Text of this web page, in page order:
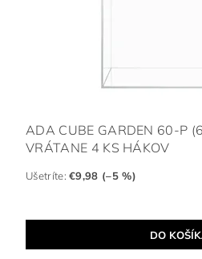
ADA CUBE GARDEN 60-P
VRÁTANE 4 KS HÁKOV
Ušetríte:€9,98 (–5 %)